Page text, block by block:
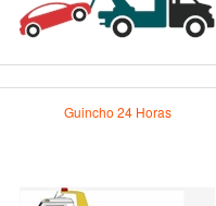
Guincho 24 Horas